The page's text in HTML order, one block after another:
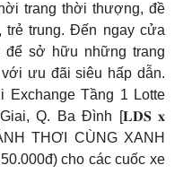
trang thời thượng, đề
trung. Đến ngay cửa
để sở hữu những trang
ưu đãi siêu hấp dẫn.
Exchange Tầng 1 Lotte
Giai, Q. Ba Đình [𝐋𝐃𝐒 𝐱
THƠI CÙNG XANH
cho các cuốc xe